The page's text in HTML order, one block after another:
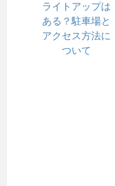
ライトアップは
ある？駐車場と
アクセス方法に
ついて